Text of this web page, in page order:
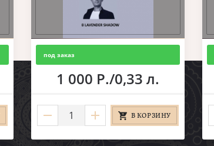
под заказ
1 000 Р./0,33 л.
В КОРЗИНУ